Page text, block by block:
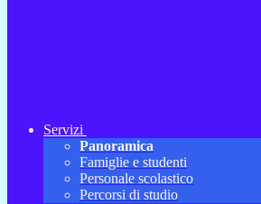
Servizi
Panoramica
Famiglie e studenti
Personale scolastico
Percorsi di studio